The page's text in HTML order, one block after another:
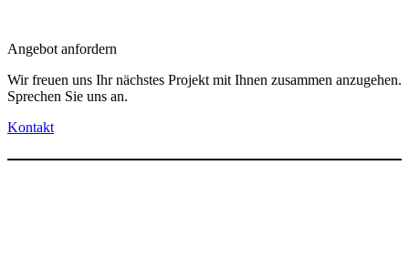
Angebot anfordern
Wir freuen uns Ihr nächstes Projekt mit Ihnen zusammen anzugehen.
Sprechen Sie uns an.
Kontakt